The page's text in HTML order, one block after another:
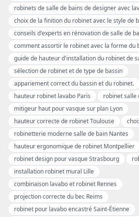
robinets de salle de bains de designer avec
choix de la finition du robinet avec le style de
conseils d'experts en rénovation de salle de
comment assortir le robinet avec la forme du
guide de hauteur d'installation du robinet de
sélection de robinet et de type de bassin
appariement correct du bassin et du robinet.
hauteur robinet lavabo Paris
robinet salle
mitigeur haut pour vasque sur plan Lyon
hauteur correcte de robinet Toulouse
robinetterie moderne salle de bain Nantes
hauteur ergonomique de robinet Montpellier
robinet design pour vasque Strasbourg
installation robinet mural Lille
combinaison lavabo et robinet Rennes
projection correcte du bec Reims
robinet pour lavabo encastré Saint-Étienne